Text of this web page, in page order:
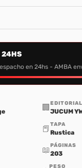
La Vida de
24HS
en 24hs - AMBA
🏢 EDITORIAL
JUCUM
📕 TAPA
Rustica
📖PÁGINAS
203
PESO